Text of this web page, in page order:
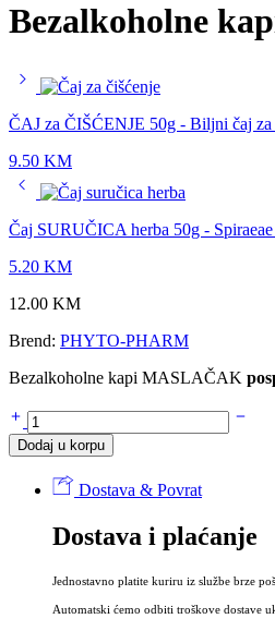
Bezalkoholne
ČAJ za ČIŠĆENJE 50g - Biljni čaj za
9.50 KM
Čaj SURUČICA herba 50g - Spiraeae
5.20 KM
12.00 KM
Brend: PHYTO-PHARM
Bezalkoholne kapi MASLAČAK
Bezalkoholne
kapi
MASLAČAK
Tinktura
maslačka
alkohola
količina
Dodaj u korpu
Dostava & Povrat
Dostava i plaćanje
Jednostavno platite kuriru iz službe brze
Automatski ćemo odbiti troškove dostave